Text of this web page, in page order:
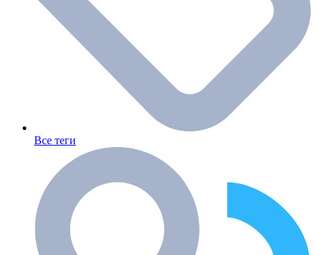
Все теги